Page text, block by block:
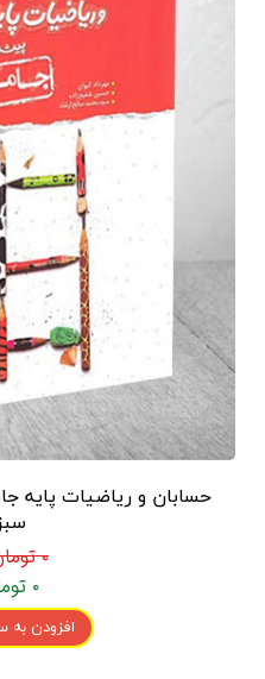
حسابان و ریاضیات پایه
سبز
۰ تومان
۰ تومان
افزودن به